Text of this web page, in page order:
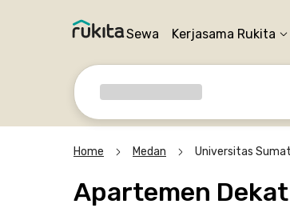
Sewa Kerjasama Rukita
Home Medan Universitas
Apartemen